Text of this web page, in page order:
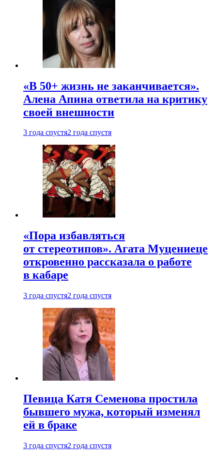
«В 50+ жизнь не заканчивается».
Алена Апина ответила на критику
своей внешности
3 года спустя2 года спустя
«Пора избавляться
от стереотипов». Агата Муцениеце
откровенно рассказала о работе
в кабаре
3 года спустя2 года спустя
Певица Катя Семенова простила
бывшего мужа, который изменял
ей в браке
3 года спустя2 года спустя